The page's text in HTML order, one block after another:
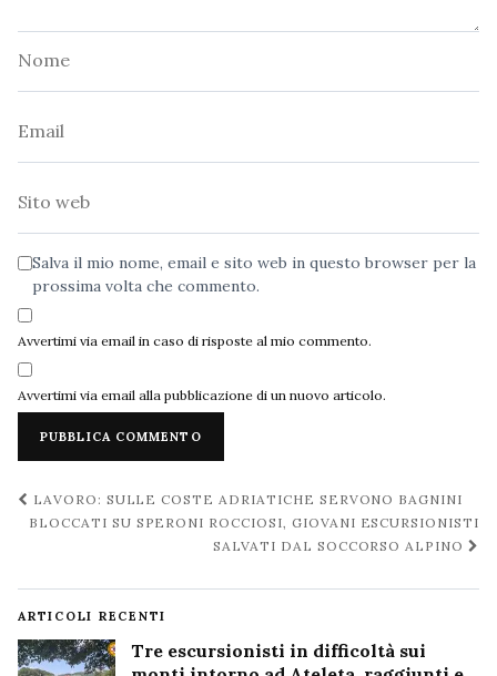
Salva il mio nome, email e sito web in questo browser per la
prossima volta che commento.
Avvertimi via email in caso di risposte al mio commento.
Avvertimi via email alla pubblicazione di un nuovo articolo.
Navigazione
post
LAVORO: SULLE COSTE ADRIATICHE SERVONO BAGNINI
BLOCCATI SU SPERONI ROCCIOSI, GIOVANI ESCURSIONISTI
SALVATI DAL SOCCORSO ALPINO
ARTICOLI RECENTI
Tre escursionisti in difficoltà sui